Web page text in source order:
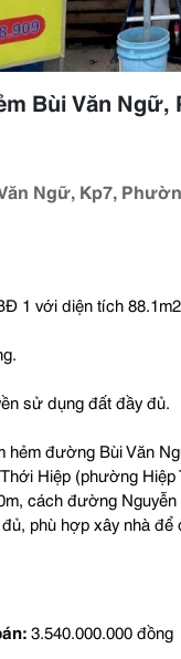
Bùi Văn
Ngữ, Kp7,
1 với diện tích
sử dụng đất đầy đủ.
hẻm đường Bùi Văn
Hiệp (phường
cách đường
phù hợp xây nhà để
3.540.000.000 đồng